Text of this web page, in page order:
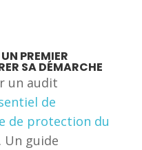
PREMIER
SA DÉMARCHE
un audit
de
de protection du
. Un guide